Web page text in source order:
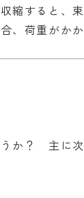
縮すると、束
、荷重がかか
うか？ 主に次